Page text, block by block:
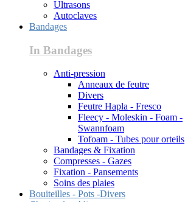
Ultrasons
Autoclaves
Bandages
In Bandages
Anti-pression
Anneaux de feutre
Divers
Feutre Hapla - Fresco
Fleecy - Moleskin - Foam -
Swannfoam
Tofoam - Tubes pour orteils
Bandages & Fixation
Compresses - Gazes
Fixation - Pansements
Soins des plaies
Bouiteilles - Pots -Divers